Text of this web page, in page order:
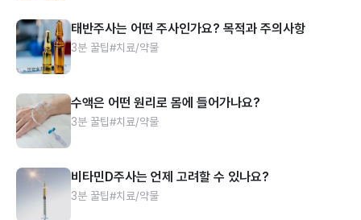
태반주사는 어떤 주사인가요? 목적과 주의사항
3분 꿀팁#치료/약물
수액은 어떤 원리로 몸에 들어가나요?
3분 꿀팁#치료/약물
비타민D주사는 언제 고려할 수 있나요?
3분 꿀팁#치료/약물